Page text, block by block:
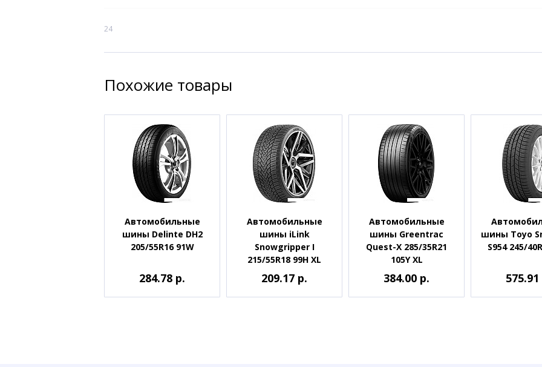
24
Похожие товары
Автомобильные
шины Delinte DH2
205/55R16 91W
284.78 р.
Автомобильные
шины iLink
Snowgripper I
215/55R18 99H XL
209.17 р.
Автомобильные
шины Greentrac
Quest-X 285/35R21
105Y XL
384.00 р.
шины Toyo
S954 245/